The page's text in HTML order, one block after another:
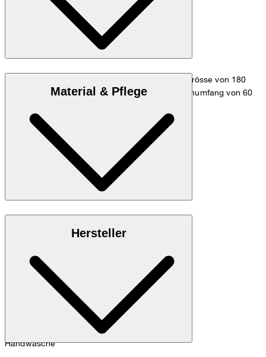
Das Model trägt die Grösse 36 bei einer Körpergrösse von 180
cm, einem Brustumfang von 83 cm, einem Taillenumfang von 60
Maßtabelle
Material & Pflege
Handwäsche
Hersteller